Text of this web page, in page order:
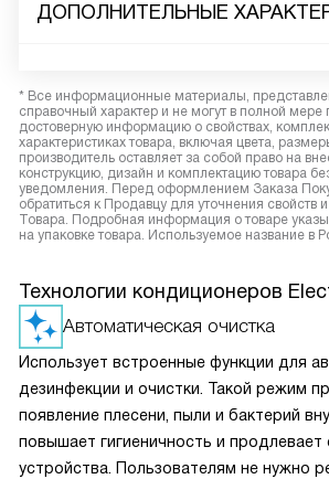
ДОПОЛНИТЕЛЬНЫЕ
* Все информационные материалы,
справочный характер и не могут в полной мере
достоверную информацию о свойствах,
характеристиках товара, включая цвета,
производитель оставляет за собой право на
конструкцию, дизайн и комплектацию товара
уведомления. Перед оформлением Заказа
обратиться к Продавцу для уточнения свойств
Товара. Подробная информация о товаре
на упаковке товара. Используемое название в
Технологии кондиционеров
Автоматическая очистка
Использует встроенные функции для
дезинфекции и очистки. Такой режим
появление плесени, пыли и бактерий
повышает гигиеничность и
устройства. Пользователям не нужно